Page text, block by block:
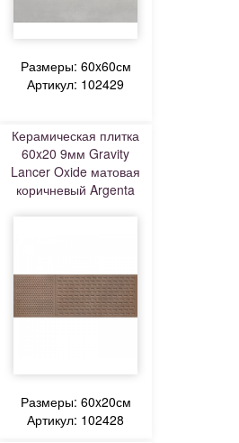
Размеры: 60x60см
Артикул: 102429
Керамическая плитка
60x20 9мм Gravity
Lancer Oxide матовая
коричневый Argenta
Размеры: 60x20см
Артикул: 102428